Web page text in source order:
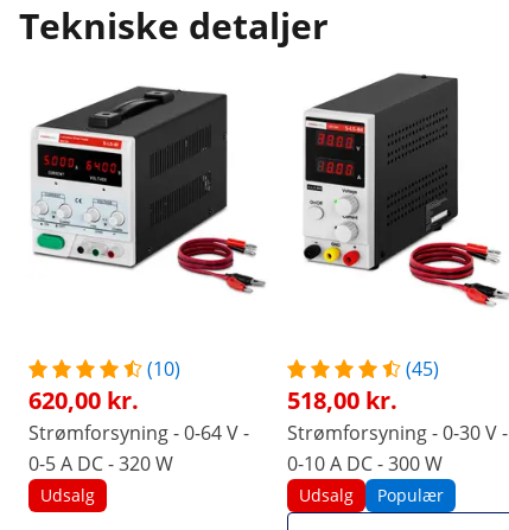
Tekniske detaljer
(10)
620,00 kr.
Strømforsyning - 0-64 V -
0-5 A DC - 320 W
Udsalg
(45)
518,00 kr.
Strømforsyning - 0-30 V -
0-10 A DC - 300 W
Udsalg Populær